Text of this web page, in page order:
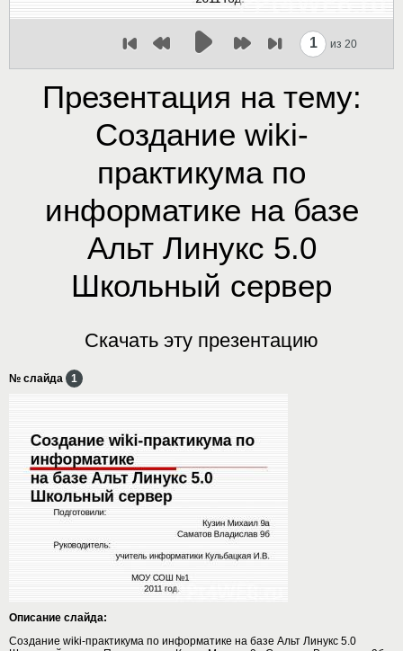
1 из 20
Презентация на тему:
Создание wiki-
практикума по
информатике на базе
Альт Линукс 5.0
Школьный сервер
Скачать эту презентацию
№ слайда 1
Описание слайда:
Создание wiki-практикума по информатике на базе Альт Линукс 5.0